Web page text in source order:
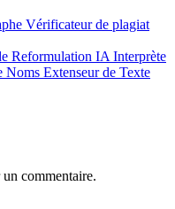
Vérificateur de plagiat
Reformulation IA Interprète
Noms Extenseur de Texte
commentaire.